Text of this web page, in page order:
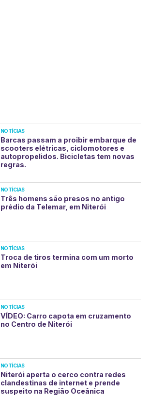
NOTÍCIAS
Barcas passam a proibir embarque de
scooters elétricas, ciclomotores e
autopropelidos. Bicicletas tem novas
regras.
NOTÍCIAS
Três homens são presos no antigo
prédio da Telemar, em Niterói
NOTÍCIAS
Troca de tiros termina com um morto
em Niterói
NOTÍCIAS
VÍDEO: Carro capota em cruzamento
no Centro de Niterói
NOTÍCIAS
Niterói aperta o cerco contra redes
clandestinas de internet e prende
suspeito na Região Oceânica